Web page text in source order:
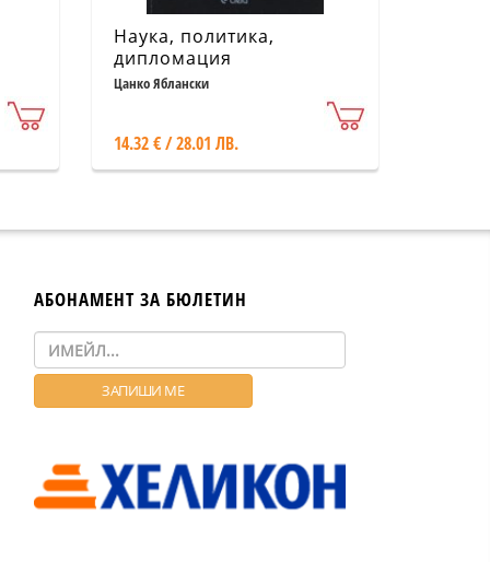
Наука, политика,
дипломация
Цанко Яблански
14.32 € / 28.01 ЛВ.
АБОНАМЕНТ ЗА БЮЛЕТИН